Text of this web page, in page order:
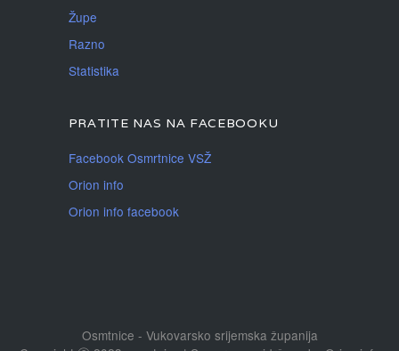
Župe
Razno
Statistika
PRATITE NAS NA FACEBOOKU
Facebook Osmrtnice VSŽ
Orion info
Orion info facebook
Osmtnice - Vukovarsko srijemska županija